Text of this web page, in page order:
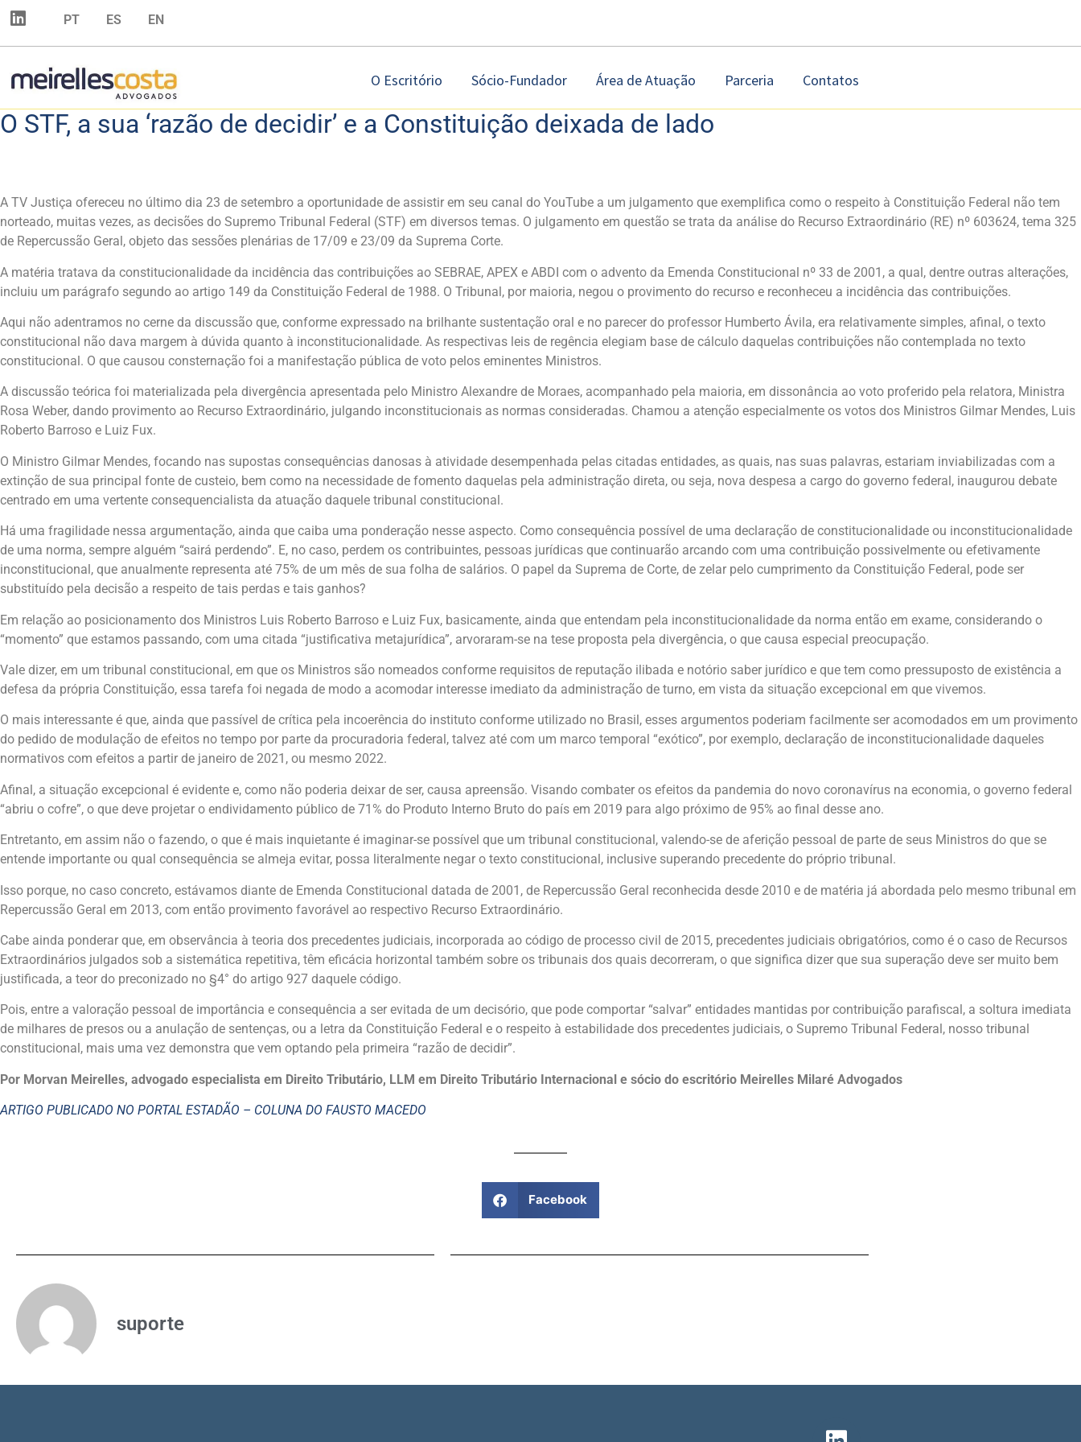
PT ES EN
O Escritório Sócio-Fundador Área de Atuação Parceria Contatos
O STF, a sua ‘razão de decidir’ e a Constituição deixada de lado
A TV Justiça ofereceu no último dia 23 de setembro a oportunidade de assistir em seu canal do YouTube a um julgamento que exemplifica como o respeito à Constituição Federal não tem
norteado, muitas vezes, as decisões do Supremo Tribunal Federal (STF) em diversos temas. O julgamento em questão se trata da análise do Recurso Extraordinário (RE) nº 603624, tema 325
de Repercussão Geral, objeto das sessões plenárias de 17/09 e 23/09 da Suprema Corte.
A matéria tratava da constitucionalidade da incidência das contribuições ao SEBRAE, APEX e ABDI com o advento da Emenda Constitucional nº 33 de 2001, a qual, dentre outras alterações,
incluiu um parágrafo segundo ao artigo 149 da Constituição Federal de 1988. O Tribunal, por maioria, negou o provimento do recurso e reconheceu a incidência das contribuições.
Aqui não adentramos no cerne da discussão que, conforme expressado na brilhante sustentação oral e no parecer do professor Humberto Ávila, era relativamente simples, afinal, o texto
constitucional não dava margem à dúvida quanto à inconstitucionalidade. As respectivas leis de regência elegiam base de cálculo daquelas contribuições não contemplada no texto
constitucional. O que causou consternação foi a manifestação pública de voto pelos eminentes Ministros.
A discussão teórica foi materializada pela divergência apresentada pelo Ministro Alexandre de Moraes, acompanhado pela maioria, em dissonância ao voto proferido pela relatora, Ministra
Rosa Weber, dando provimento ao Recurso Extraordinário, julgando inconstitucionais as normas consideradas. Chamou a atenção especialmente os votos dos Ministros Gilmar Mendes, Luis
Roberto Barroso e Luiz Fux.
O Ministro Gilmar Mendes, focando nas supostas consequências danosas à atividade desempenhada pelas citadas entidades, as quais, nas suas palavras, estariam inviabilizadas com a
extinção de sua principal fonte de custeio, bem como na necessidade de fomento daquelas pela administração direta, ou seja, nova despesa a cargo do governo federal, inaugurou debate
centrado em uma vertente consequencialista da atuação daquele tribunal constitucional.
Há uma fragilidade nessa argumentação, ainda que caiba uma ponderação nesse aspecto. Como consequência possível de uma declaração de constitucionalidade ou inconstitucionalidade
de uma norma, sempre alguém “sairá perdendo”. E, no caso, perdem os contribuintes, pessoas jurídicas que continuarão arcando com uma contribuição possivelmente ou efetivamente
inconstitucional, que anualmente representa até 75% de um mês de sua folha de salários. O papel da Suprema de Corte, de zelar pelo cumprimento da Constituição Federal, pode ser
substituído pela decisão a respeito de tais perdas e tais ganhos?
Em relação ao posicionamento dos Ministros Luis Roberto Barroso e Luiz Fux, basicamente, ainda que entendam pela inconstitucionalidade da norma então em exame, considerando o
“momento” que estamos passando, com uma citada “justificativa metajurídica”, arvoraram-se na tese proposta pela divergência, o que causa especial preocupação.
Vale dizer, em um tribunal constitucional, em que os Ministros são nomeados conforme requisitos de reputação ilibada e notório saber jurídico e que tem como pressuposto de existência a
defesa da própria Constituição, essa tarefa foi negada de modo a acomodar interesse imediato da administração de turno, em vista da situação excepcional em que vivemos.
O mais interessante é que, ainda que passível de crítica pela incoerência do instituto conforme utilizado no Brasil, esses argumentos poderiam facilmente ser acomodados em um provimento
do pedido de modulação de efeitos no tempo por parte da procuradoria federal, talvez até com um marco temporal “exótico”, por exemplo, declaração de inconstitucionalidade daqueles
normativos com efeitos a partir de janeiro de 2021, ou mesmo 2022.
Afinal, a situação excepcional é evidente e, como não poderia deixar de ser, causa apreensão. Visando combater os efeitos da pandemia do novo coronavírus na economia, o governo federal
“abriu o cofre”, o que deve projetar o endividamento público de 71% do Produto Interno Bruto do país em 2019 para algo próximo de 95% ao final desse ano.
Entretanto, em assim não o fazendo, o que é mais inquietante é imaginar-se possível que um tribunal constitucional, valendo-se de aferição pessoal de parte de seus Ministros do que se
entende importante ou qual consequência se almeja evitar, possa literalmente negar o texto constitucional, inclusive superando precedente do próprio tribunal.
Isso porque, no caso concreto, estávamos diante de Emenda Constitucional datada de 2001, de Repercussão Geral reconhecida desde 2010 e de matéria já abordada pelo mesmo tribunal em
Repercussão Geral em 2013, com então provimento favorável ao respectivo Recurso Extraordinário.
Cabe ainda ponderar que, em observância à teoria dos precedentes judiciais, incorporada ao código de processo civil de 2015, precedentes judiciais obrigatórios, como é o caso de Recursos
Extraordinários julgados sob a sistemática repetitiva, têm eficácia horizontal também sobre os tribunais dos quais decorreram, o que significa dizer que sua superação deve ser muito bem
justificada, a teor do preconizado no §4° do artigo 927 daquele código.
Pois, entre a valoração pessoal de importância e consequência a ser evitada de um decisório, que pode comportar “salvar” entidades mantidas por contribuição parafiscal, a soltura imediata
de milhares de presos ou a anulação de sentenças, ou a letra da Constituição Federal e o respeito à estabilidade dos precedentes judiciais, o Supremo Tribunal Federal, nosso tribunal
constitucional, mais uma vez demonstra que vem optando pela primeira “razão de decidir”.
Por Morvan Meirelles, advogado especialista em Direito Tributário, LLM em Direito Tributário Internacional e sócio do escritório Meirelles Milaré Advogados
ARTIGO PUBLICADO NO PORTAL ESTADÃO – COLUNA DO FAUSTO MACEDO
Facebook
suporte